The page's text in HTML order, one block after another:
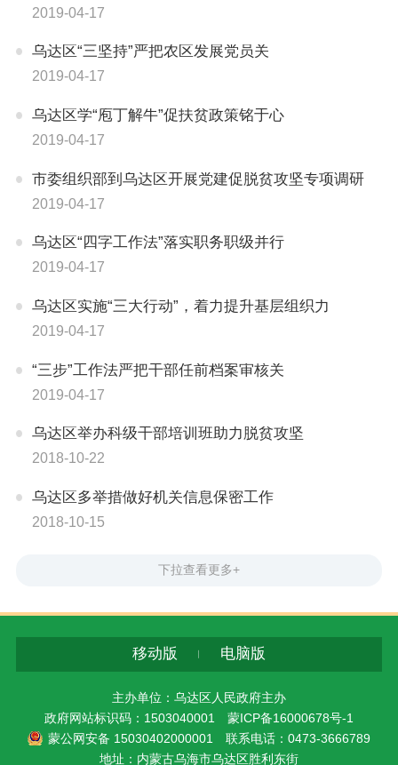
2019-04-17
乌达区“三坚持”严把农区发展党员关
2019-04-17
乌达区学“庖丁解牛”促扶贫政策铭于心
2019-04-17
市委组织部到乌达区开展党建促脱贫攻坚专项调研
2019-04-17
乌达区“四字工作法”落实职务职级并行
2019-04-17
乌达区实施“三大行动”，着力提升基层组织力
2019-04-17
“三步”工作法严把干部任前档案审核关
2019-04-17
乌达区举办科级干部培训班助力脱贫攻坚
2018-10-22
乌达区多举措做好机关信息保密工作
2018-10-15
下拉查看更多+
移动版 电脑版
主办单位：乌达区人民政府主办
政府网站标识码：1503040001 蒙ICP备16000678号-1
蒙公网安备 15030402000001
联系电话：0473-3666789
地址：内蒙古乌海市乌达区胜利东街